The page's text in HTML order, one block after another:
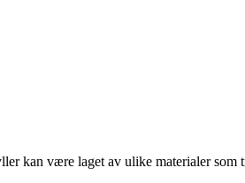
kan være laget av ulike materialer som